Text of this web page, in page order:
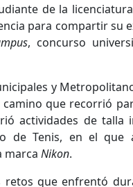
de la
para compartir su
, concurso
y
que recorrió
actividades de talla
de Tenis, en el que
marca Nikon.
que enfrentó